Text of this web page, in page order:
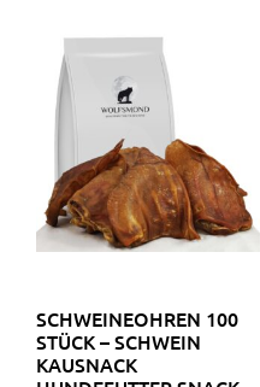
SCHWEINEOHREN 100
STÜCK – SCHWEIN
KAUSNACK